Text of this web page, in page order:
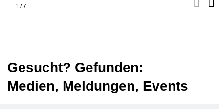
1 /7
Gesucht? Gefunden:
Medien, Meldungen, Events